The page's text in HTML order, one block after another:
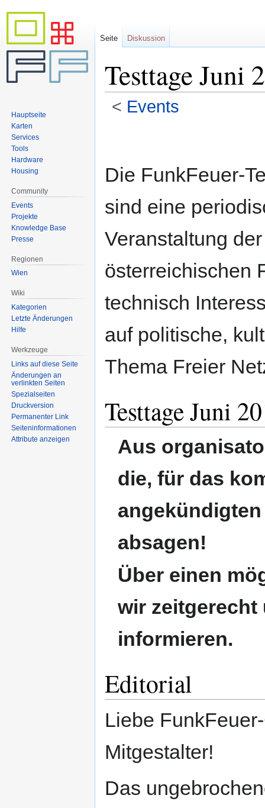
Testtage Juni
< Events
Die FunkFeuer-
sind eine
Veranstaltung der
österreichischen
technisch
auf politische,
Thema Freier
Testtage Juni
Aus
die, für das
absagen!
Über einen
wir zeitgerecht
informieren.
Editorial
Liebe
Mitgestalter!
Das
Seite Diskussion
Hauptseite
Karten
Services
Tools
Hardware
Housing
Community
Events
Projekte
Knowledge Base
Presse
Regionen
Wien
Wiki
Kategorien
Letzte Änderungen
Hilfe
Werkzeuge
Links auf diese Seite
Änderungen an
verlinkten Seiten
Spezialseiten
Druckversion
Permanenter Link
Seiten­informationen
Attribute anzeigen